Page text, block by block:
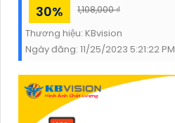
30% 1,108,000 ₫
Thương hiệu: KBvision
Ngày đăng: 11/25/2023 5:21:22 PM